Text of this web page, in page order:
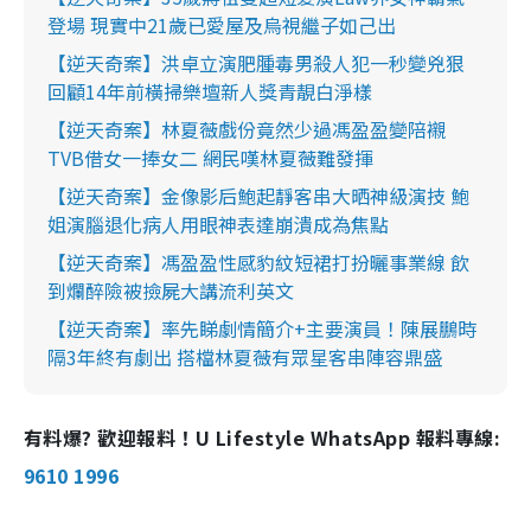
登場 現實中21歲已愛屋及烏視繼子如己出
【逆天奇案】洪卓立演肥腫毒男殺人犯一秒變兇狠
回顧14年前橫掃樂壇新人獎青靚白淨樣
【逆天奇案】林夏薇戲份竟然少過馮盈盈變陪襯
TVB借女一捧女二 網民嘆林夏薇難發揮
【逆天奇案】金像影后鮑起靜客串大晒神級演技 鮑
姐演腦退化病人用眼神表達崩潰成為焦點
【逆天奇案】馮盈盈性感豹紋短裙打扮曬事業線 飲
到爛醉險被撿屍大講流利英文
【逆天奇案】率先睇劇情簡介+主要演員！陳展鵬時
隔3年終有劇出 搭檔林夏薇有眾星客串陣容鼎盛
有料爆? 歡迎報料！U Lifestyle WhatsApp 報料專線:
9610 1996